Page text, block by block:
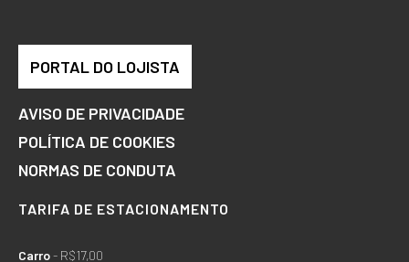
PORTAL DO LOJISTA
AVISO DE PRIVACIDADE
POLÍTICA DE COOKIES
NORMAS DE CONDUTA
TARIFA DE ESTACIONAMENTO
Carro- R$17,00